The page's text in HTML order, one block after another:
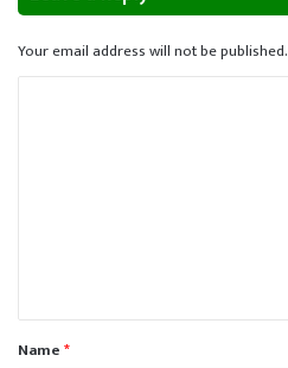
Your email address will not be published.
*Name*